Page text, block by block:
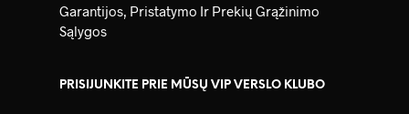
Garantijos, Pristatymo Ir Prekių Grąžinimo
Sąlygos
PRISIJUNKITE PRIE MŪSŲ VIP VERSLO KLUBO